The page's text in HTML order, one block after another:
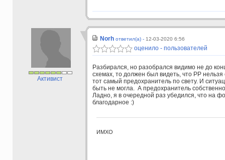
Активист
Norh ответил(а) - 12-03-2020 6:56
оценило - пользователей
Разбирался, но разобрался видимо не до
схемах, то должен был видеть, что РР
тот самый предохранитель по свету. И
быть не могла. А предохранитель
Ладно, я в очередной раз убедился, что на
благодарное :)
ИМХО